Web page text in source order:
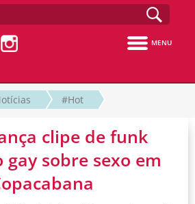
MENU
#Hot
clipe de funk
sobre sexo em